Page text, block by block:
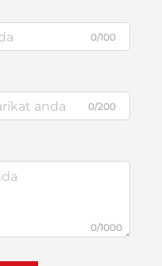
0/100
0/200
0/1000